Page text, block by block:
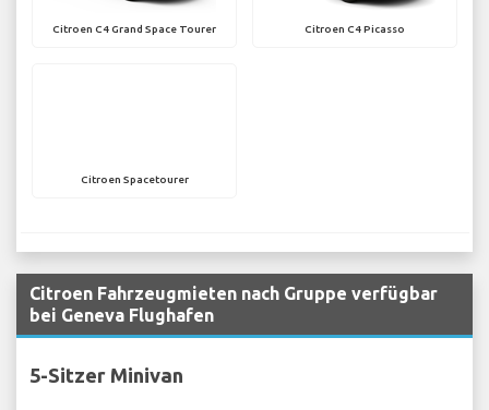
Citroen C4 Grand Space Tourer Citroen C4 Picasso
Citroen Spacetourer
Citroen Fahrzeugmieten nach Gruppe verfügbar
bei Geneva Flughafen
5-Sitzer Minivan